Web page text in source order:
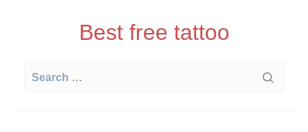
Best free tattoo
for: